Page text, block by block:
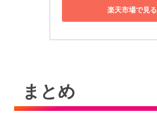
楽天市場で見る
まとめ